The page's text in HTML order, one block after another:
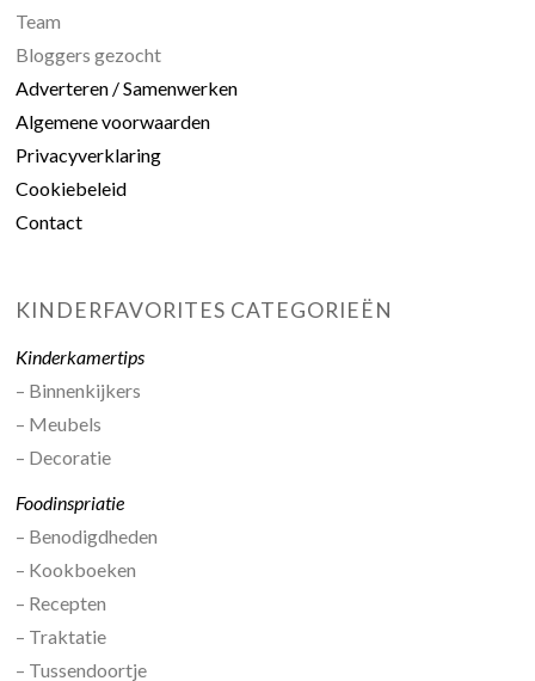
Team
Bloggers gezocht
Adverteren / Samenwerken
Algemene voorwaarden
Privacyverklaring
Cookiebeleid
Contact
KINDERFAVORITES CATEGORIEËN
Kinderkamertips
– Binnenkijkers
– Meubels
– Decoratie
Foodinspriatie
– Benodigdheden
– Kookboeken
– Recepten
– Traktatie
– Tussendoortje